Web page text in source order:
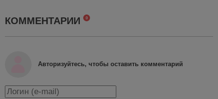
КОММЕНТАРИИ 0
Авторизуйтесь, чтобы оставить комментарий